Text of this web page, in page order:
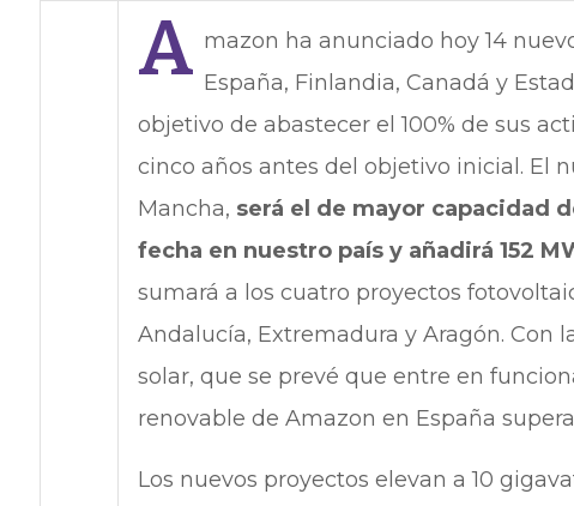
A mazon ha anunciado hoy 14
España, Finlandia, Canadá y
objetivo de abastecer el 100% de sus
cinco años antes del objetivo inicial. El
Mancha, será el de mayor capacidad
fecha en nuestro país y añadirá 152
sumará a los cuatro proyectos
Andalucía, Extremadura y Aragón. Con
solar, que se prevé que entre en
renovable de Amazon en España
Los nuevos proyectos elevan a 10